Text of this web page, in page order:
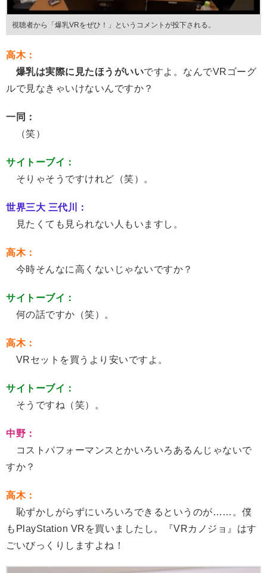
視聴者から「爆乳VRをぜひ！」というコメントが投下される。
高木：
爆乳は実際に見たほうがいいですよ。なんでVRゴーグ
ルで見なきゃいけないんですか？
一同：
（笑）
サイトーブイ：
そりゃそうですけれど（笑）。
世界三大 三代川：
見たくても見られない人もいますし。
高木：
今時そんなに高くないじゃないですか？
サイトーブイ：
何の話ですか（笑）。
高木：
VRセットを買うより安いですよ。
サイトーブイ：
そうですね（笑）。
中野：
コストパフォーマンスとかいろいろあるんじゃないで
すか？
高木：
恥ずかしがらずにいろいろできるというのが……。僕
もPlayStation VRを買いましたし。『VRカノジョ』はす
ごいびっくりしますよね！